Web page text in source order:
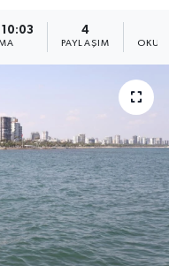
10:03 4
PAYLAŞIM